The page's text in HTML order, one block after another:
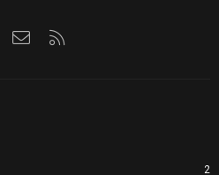
FacebookKontaktirajte nas
2